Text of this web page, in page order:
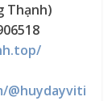
Thạnh)
@huydayviti